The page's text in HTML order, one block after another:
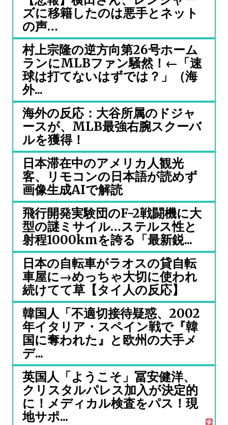
ズに移籍したのは悪手とネット
の声…
村上宗隆の逆方向第26号ホーム
ランにMLBファン騒然！←「速
球は打てないはずでは？」（海
外...
海外の反応：大谷所属のドジャ
ースが、MLB最強右腕スクーバ
ルを獲得！
日本滞在中のアメリカ人観光
客、リモコンの日本語が読めず
画像生成AIで解読
飛行開発実験団のF-2戦闘機に大
型の謎ミサイル…ステルス性と
射程1000kmを誇る「最新鋭...
日本の自転車がラオスの貸自転
車屋に→めっちゃ大切に使われ
続けてて草【タイ人の反応】
韓国人「不適切接待疑惑、2002
年イタリア・スペイン戦で『韓
国に奪われた』と欧州の大手メ
デ...
英国人「ようこそ」冨安健洋、
クリスタルパレス加入が決定的
に！メディカル検査をパス！現
地サポ...